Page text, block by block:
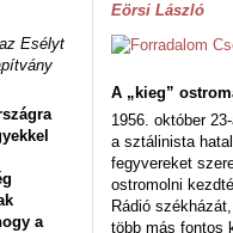
Esélyt
a
Eörsi László
A „kieg”
1956. október
a sztálinista
fegyvereket
ostromolni
Rádió
több más fontos